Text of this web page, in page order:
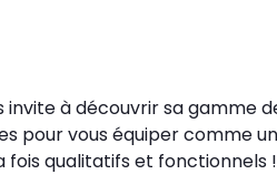
à découvrir sa gamme
pour vous équiper comme
fois qualitatifs et fonctionnels !